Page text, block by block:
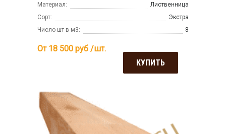
Материал:
Лиственница
Сорт:
Экстра
Число шт в м3:
8
От 18 500 руб /шт.
КУПИТЬ